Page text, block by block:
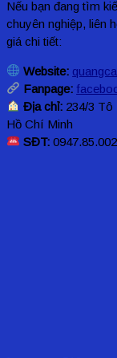
Nếu bạn đang tìm
chuyên nghiệp, liên
giá chi tiết:
Website:
Fanpage:
Địa chỉ: 234/3
Hồ Chí Minh
SĐT: